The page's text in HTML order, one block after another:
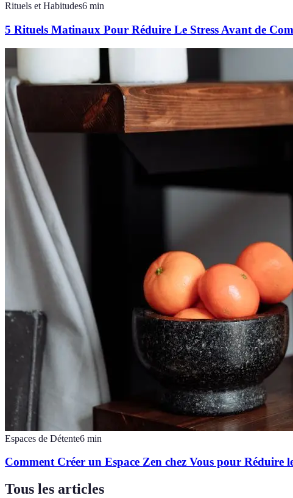
Rituels et Habitudes6 min
5 Rituels Matinaux Pour Réduire Le Stress Avant de
Espaces de Détente6 min
Comment Créer un Espace Zen chez Vous pour Réduire
Tous les articles